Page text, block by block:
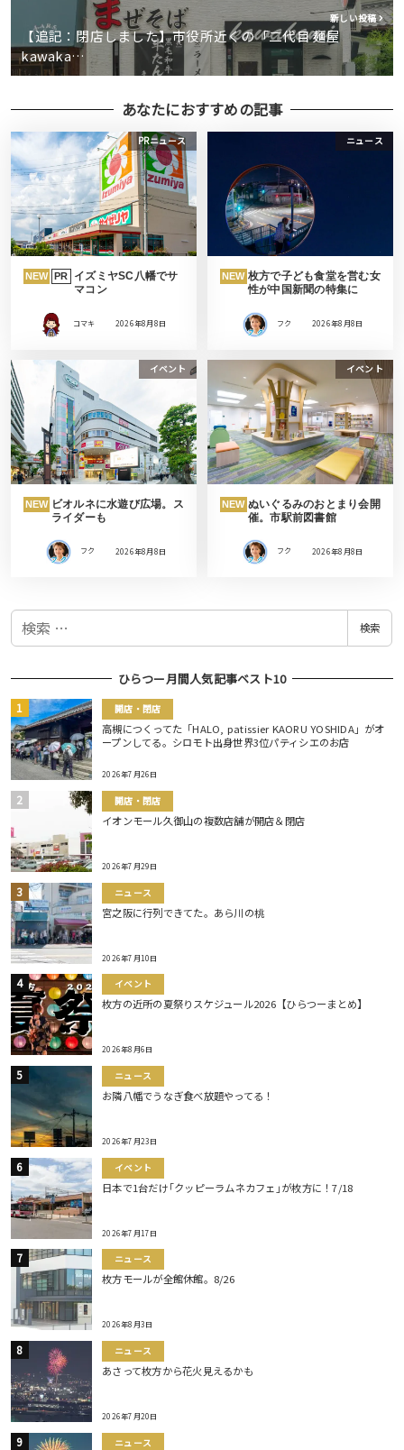
新しい投稿
【追記：閉店しました】市役所近くの「二代目 麺屋
kawaka…
あなたにおすすめの記事
PRニュース
NEW PR
イズミヤSC八幡でサ
マコン
コマキ 2026年8月8日
ニュース
NEW 枚方で子ども食堂を営む女
性が中国新聞の特集に
フク 2026年8月8日
イベント
NEW ビオルネに水遊び広場。ス
ライダーも
フク 2026年8月8日
イベント
NEW ぬいぐるみのおとまり会開
催。市駅前図書館
フク 2026年8月8日
検
検索
ひらつー月間人気記事ベスト10
開店・閉店
高槻につくってた「HALO, patissier KAORU YOSHIDA」がオ
ープンしてる。シロモト出身世界3位パティシエのお店
2026年7月26日
開店・閉店
イオンモール久御山の複数店舗が開店＆閉店
2026年7月29日
ニュース
宮之阪に行列できてた。あら川の桃
2026年7月10日
イベント
枚方の近所の夏祭りスケジュール2026【ひらつーまとめ】
2026年8月6日
ニュース
お隣八幡でうなぎ食べ放題やってる！
2026年7月23日
イベント
日本で1台だけ｢クッピーラムネカフェ｣が枚方に！7/18
2026年7月17日
ニュース
枚方モールが全館休館。8/26
2026年8月3日
ニュース
あさって枚方から花火見えるかも
2026年7月20日
ニュース